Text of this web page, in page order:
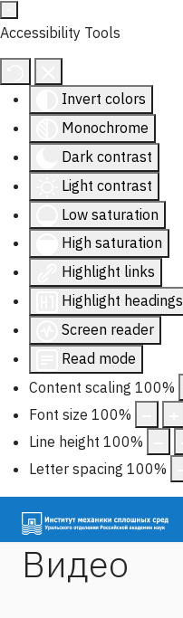
Accessibility Tools
Invert colors
Monochrome
Dark contrast
Light contrast
Low saturation
High saturation
Highlight links
Highlight headings
Screen reader
Read mode
Content scaling 100%
Font size 100%
Line height 100%
Letter spacing 100%
Видео